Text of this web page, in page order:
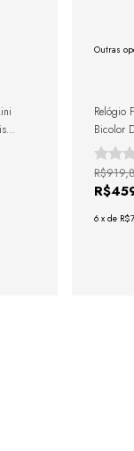
Outras
Relógio
Bicolor
6 xde